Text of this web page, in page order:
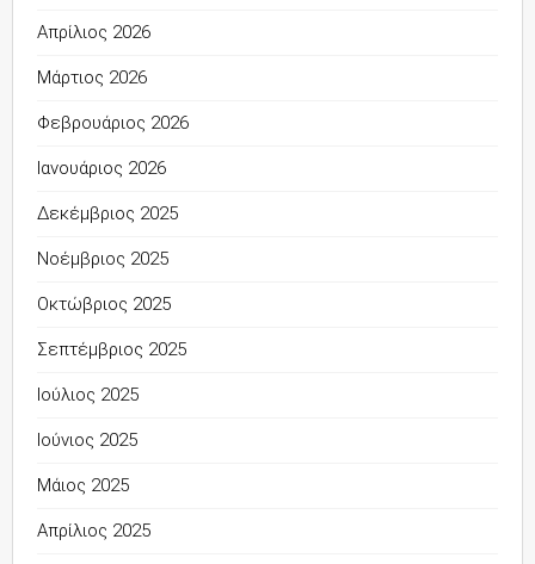
Απρίλιος 2026
Μάρτιος 2026
Φεβρουάριος 2026
Ιανουάριος 2026
Δεκέμβριος 2025
Νοέμβριος 2025
Οκτώβριος 2025
Σεπτέμβριος 2025
Ιούλιος 2025
Ιούνιος 2025
Μάιος 2025
Απρίλιος 2025